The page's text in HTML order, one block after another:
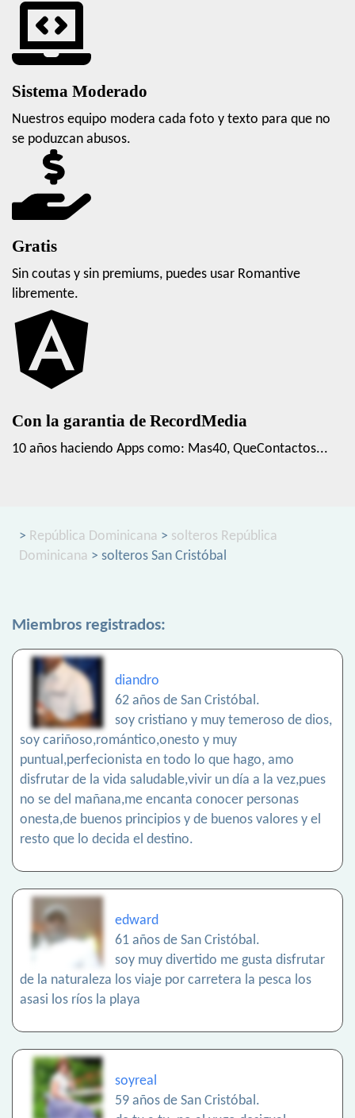
Sistema Moderado
Nuestros equipo modera cada foto y texto para que no
se poduzcan abusos.
Gratis
Sin coutas y sin premiums, puedes usar Romantive
libremente.
Con la garantia de RecordMedia
10 años haciendo Apps como: Mas40, QueContactos...
> República Dominicana > solteros República
Dominicana > solteros San Cristóbal
Miembros registrados:
diandro
62 años de San Cristóbal.
soy cristiano y muy temeroso de dios,
soy cariñoso,romántico,onesto y muy
puntual,perfecionista en todo lo que hago, amo
disfrutar de la vida saludable,vivir un día a la vez,pues
no se del mañana,me encanta conocer personas
onesta,de buenos principios y de buenos valores y el
resto que lo decida el destino.
edward
61 años de San Cristóbal.
soy muy divertido me gusta disfrutar
de la naturaleza los viaje por carretera la pesca los
asasi los ríos la playa
soyreal
59 años de San Cristóbal.